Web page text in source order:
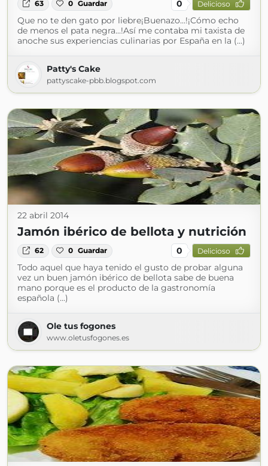
63 0 Guardar 0 Delicioso
Que no te den gato por liebre¡Buenazo...!¡Cómo echo
de menos el pata negra...!Así me contaba mi taxista de
anoche sus experiencias culinarias por España en la (...)
Patty's Cake
pattyscake-pbb.blogspot.com
22 abril 2014
Jamón ibérico de bellota y nutrición
62 0 Guardar 0 Delicioso
Todo aquel que haya tenido el gusto de probar alguna
vez un buen jamón ibérico de bellota sabe de buena
mano porque es el producto de la gastronomía
española (...)
Ole tus fogones
www.oletusfogones.es